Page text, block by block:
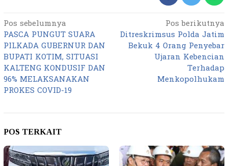
Navigasi
pos
Pos sebelumnya
PASCA PUNGUT SUARA
PILKADA GUBERNUR DAN
BUPATI KOTIM, SITUASI
KALTENG KONDUSIF DAN
96% MELAKSANAKAN
PROKES COVID-19
Pos berikutnya
Ditreskrimsus Polda Jatim
Bekuk 4 Orang Penyebar
Ujaran Kebencian
Terhadap
Menkopolhukam
POS TERKAIT